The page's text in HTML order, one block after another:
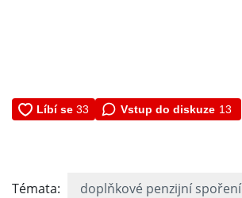
Vstup do diskuze 13
Témata: doplňkové penzijní spoření